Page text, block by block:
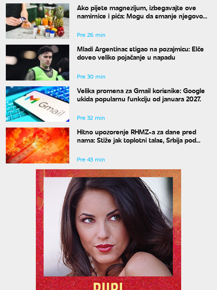
Ako pijete magnezijum, izbegavajte ove
namirnice i pića: Mogu da smanje njegovo
Pre 26 min
Mladi Argentinac stigao na pozajmicu: Elče
doveo veliko pojačanje u napadu
Pre 30 min
Velika promena za Gmail korisnike: Google
ukida popularnu funkciju od januara 2027.
Pre 32 min
Hitno upozorenje RHMZ-a za dane pred
nama: Stiže jak toplotni talas, Srbija pod
Pre 43 min